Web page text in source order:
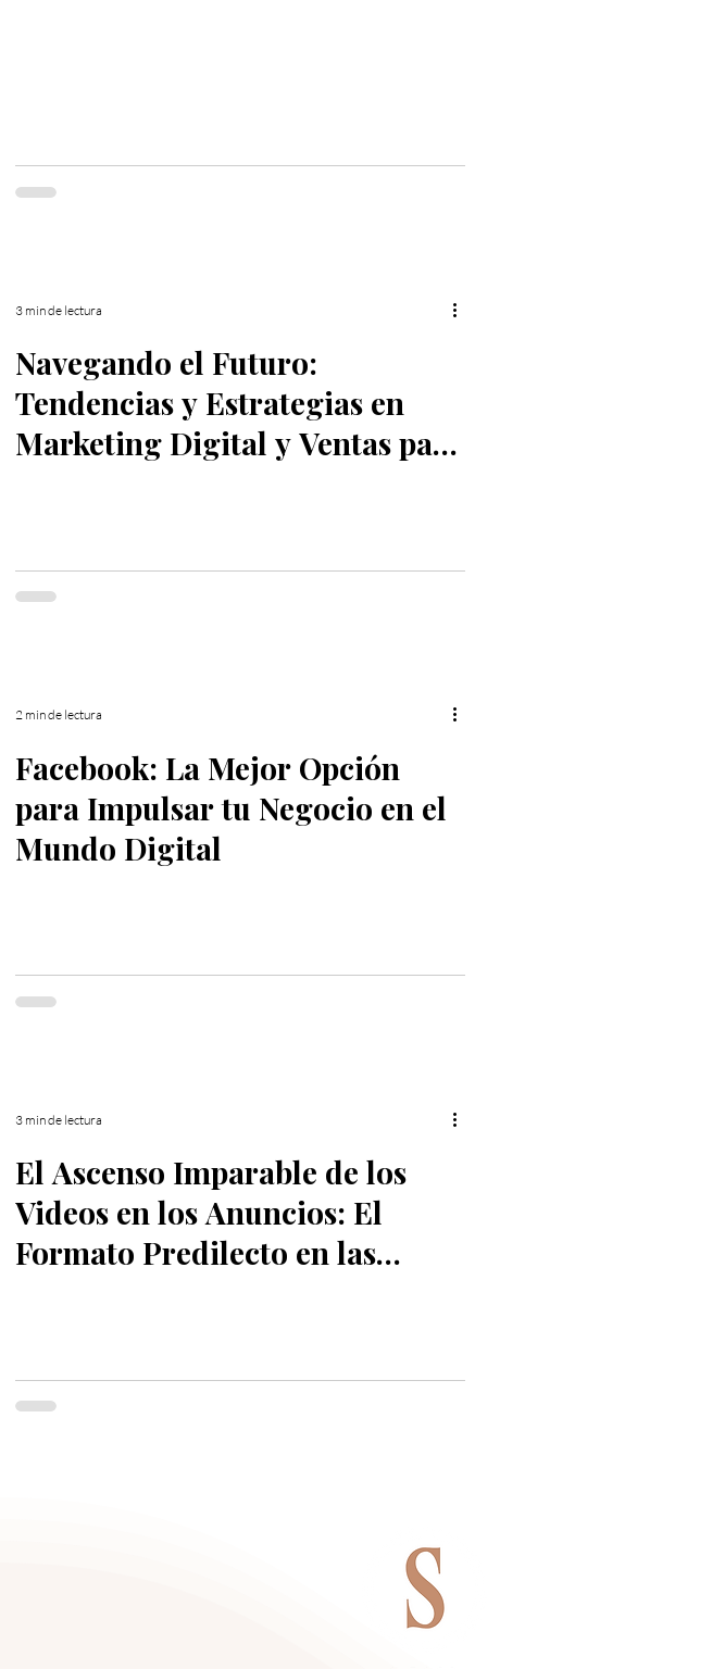
Navegando el Futuro:
Tendencias y Estrategias en
Marketing Digital y Ventas para
3 min de lectura
Facebook: La Mejor Opción
para Impulsar tu Negocio en el
Mundo Digital
2 min de lectura
El Ascenso Imparable de los
Videos en los Anuncios: El
Formato Predilecto en las
3 min de lectura